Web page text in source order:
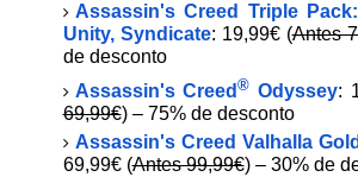
Assassin's Creed Triple
Unity, Syndicate: 19,99€ (Antes
de desconto
Assassin's Creed® Odyssey:
69,99€) – 75% de desconto
Assassin's Creed Valhalla
69,99€ (Antes 99,99€) – 30% de